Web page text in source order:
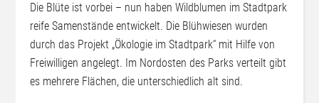
Die Blüte ist vorbei – nun haben Wildblumen im Stadtpark
reife Samenstände entwickelt. Die Blühwiesen wurden
durch das Projekt „Ökologie im Stadtpark“ mit Hilfe von
Freiwilligen angelegt. Im Nordosten des Parks verteilt gibt
es mehrere Flächen, die unterschiedlich alt sind.